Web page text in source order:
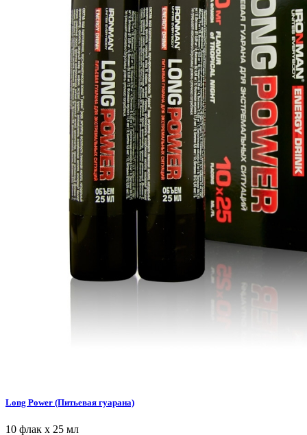
Long Power (Питьевая гуарана)
10 флак х 25 мл